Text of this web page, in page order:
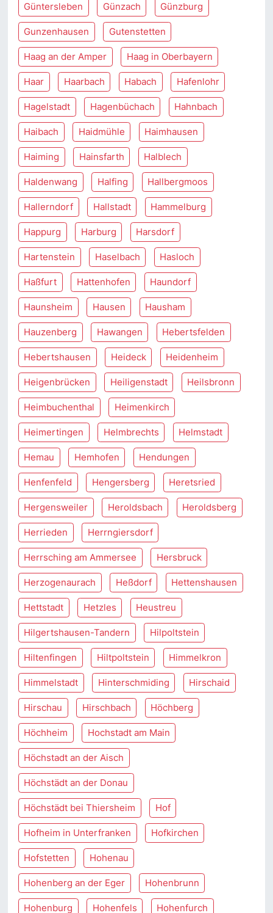
Güntersleben Günzach Günzburg
Gunzenhausen Gutenstetten
Haag an der Amper Haag in Oberbayern
Haar Haarbach Habach Hafenlohr
Hagelstadt Hagenbüchach Hahnbach
Haibach Haidmühle Haimhausen
Haiming Hainsfarth Halblech
Haldenwang Halfing Hallbergmoos
Hallerndorf Hallstadt Hammelburg
Happurg Harburg Harsdorf
Hartenstein Haselbach Hasloch
Haßfurt Hattenhofen Haundorf
Haunsheim Hausen Hausham
Hauzenberg Hawangen Hebertsfelden
Hebertshausen Heideck Heidenheim
Heigenbrücken Heiligenstadt Heilsbronn
Heimbuchenthal Heimenkirch
Heimertingen Helmbrechts Helmstadt
Hemau Hemhofen Hendungen
Henfenfeld Hengersberg Heretsried
Hergensweiler Heroldsbach Heroldsberg
Herrieden Herrngiersdorf
Herrsching am Ammersee Hersbruck
Herzogenaurach Heßdorf Hettenshausen
Hettstadt Hetzles Heustreu
Hilgertshausen-Tandern Hilpoltstein
Hiltenfingen Hiltpoltstein Himmelkron
Himmelstadt Hinterschmiding Hirschaid
Hirschau Hirschbach Höchberg
Höchheim Hochstadt am Main
Höchstadt an der Aisch
Höchstädt an der Donau
Höchstädt bei Thiersheim Hof
Hofheim in Unterfranken Hofkirchen
Hofstetten Hohenau
Hohenberg an der Eger Hohenbrunn
Hohenburg Hohenfels Hohenfurch